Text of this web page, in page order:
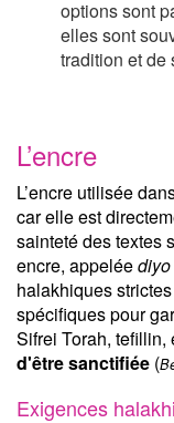
options sont
elles sont
tradition et de
L’encre
L’encre utilisée
car elle est
sainteté des textes
encre, appeléediyo
halakhiques
spécifiques pour
Sifrei Torah, tefillin,
d'être sanctifiée (
Exigences